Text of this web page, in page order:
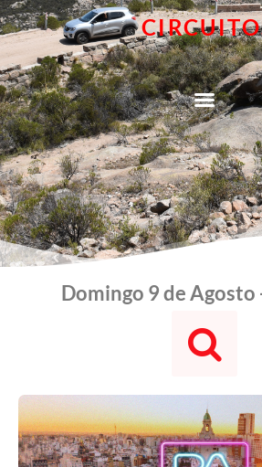
Domingo 9 de Agosto